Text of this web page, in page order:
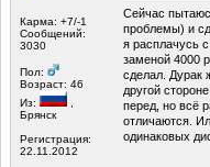
Карма: +7/-1
Сообщений:
3030
Пол:
Возраст: 46
Из:
Брянск
Регистрация:
22.11.2012
Сейчас
проблемы) и
я расплачусь
заменой 4000
сделал. Дурак
другой
перед, но всё
отличаются.
одинаковых